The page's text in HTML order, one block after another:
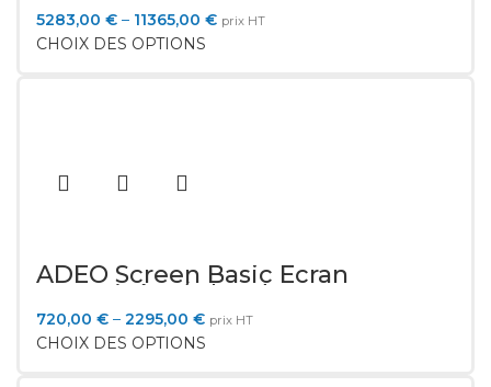
5283,00 € – 11365,00 € prix HT
CHOIX DES OPTIONS
ADEO Screen Basic Ecran
motorisé 16/9 bordure 50mm
720,00 € – 2295,00 € prix HT
CHOIX DES OPTIONS